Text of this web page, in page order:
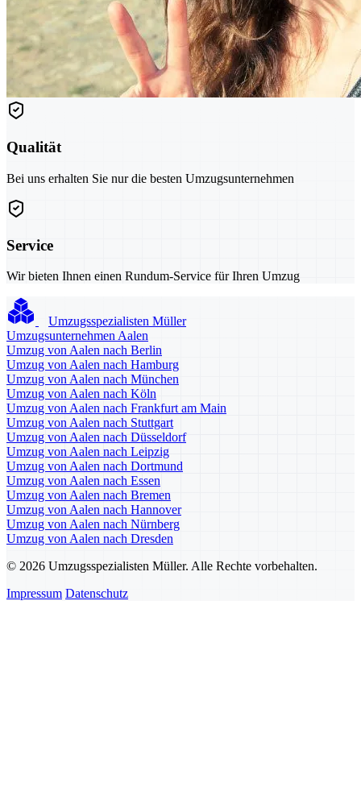
Qualität
Bei uns erhalten Sie nur die besten Umzugsunternehmen
Service
Wir bieten Ihnen einen Rundum-Service für Ihren Umzug
Umzugsspezialisten Müller
Umzugsunternehmen Aalen
Umzug von Aalen nach Berlin
Umzug von Aalen nach Hamburg
Umzug von Aalen nach München
Umzug von Aalen nach Köln
Umzug von Aalen nach Frankfurt am Main
Umzug von Aalen nach Stuttgart
Umzug von Aalen nach Düsseldorf
Umzug von Aalen nach Leipzig
Umzug von Aalen nach Dortmund
Umzug von Aalen nach Essen
Umzug von Aalen nach Bremen
Umzug von Aalen nach Hannover
Umzug von Aalen nach Nürnberg
Umzug von Aalen nach Dresden
© 2026 Umzugsspezialisten Müller. Alle Rechte vorbehalten.
Impressum Datenschutz